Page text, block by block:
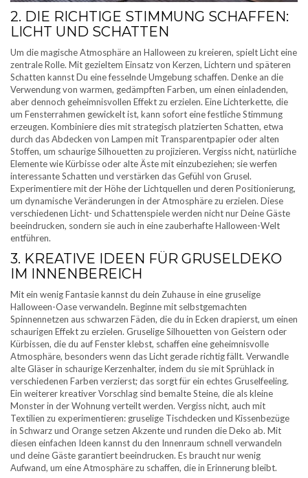
2. DIE RICHTIGE STIMMUNG SCHAFFEN:
LICHT UND SCHATTEN
Um die magische Atmosphäre an Halloween zu kreieren, spielt Licht eine
zentrale Rolle. Mit gezieltem Einsatz von Kerzen, Lichtern und späteren
Schatten kannst Du eine fesselnde Umgebung schaffen. Denke an die
Verwendung von warmen, gedämpften Farben, um einen einladenden,
aber dennoch geheimnisvollen Effekt zu erzielen. Eine Lichterkette, die
um Fensterrahmen gewickelt ist, kann sofort eine festliche Stimmung
erzeugen. Kombiniere dies mit strategisch platzierten Schatten, etwa
durch das Abdecken von Lampen mit Transparentpapier oder alten
Stoffen, um schaurige Silhouetten zu projizieren. Vergiss nicht, natürliche
Elemente wie Kürbisse oder alte Äste mit einzubeziehen; sie werfen
interessante Schatten und verstärken das Gefühl von Grusel.
Experimentiere mit der Höhe der Lichtquellen und deren Positionierung,
um dynamische Veränderungen in der Atmosphäre zu erzielen. Diese
verschiedenen Licht- und Schattenspiele werden nicht nur Deine Gäste
beeindrucken, sondern sie auch in eine zauberhafte Halloween-Welt
entführen.
3. KREATIVE IDEEN FÜR GRUSELDEKO
IM INNENBEREICH
Mit ein wenig Fantasie kannst du dein Zuhause in eine gruselige
Halloween-Oase verwandeln. Beginne mit selbstgemachten
Spinnennetzen aus schwarzen Fäden, die du in Ecken drapierst, um einen
schaurigen Effekt zu erzielen. Gruselige Silhouetten von Geistern oder
Kürbissen, die du auf Fenster klebst, schaffen eine geheimnisvolle
Atmosphäre, besonders wenn das Licht gerade richtig fällt. Verwandle
alte Gläser in schaurige Kerzenhalter, indem du sie mit Sprühlack in
verschiedenen Farben verzierst; das sorgt für ein echtes Gruselfeeling.
Ein weiterer kreativer Vorschlag sind bemalte Steine, die als kleine
Monster in der Wohnung verteilt werden. Vergiss nicht, auch mit
Textilien zu experimentieren: gruselige Tischdecken und Kissenbezüge
in Schwarz und Orange setzen Akzente und runden die Deko ab. Mit
diesen einfachen Ideen kannst du den Innenraum schnell verwandeln
und deine Gäste garantiert beeindrucken. Es braucht nur wenig
Aufwand, um eine Atmosphäre zu schaffen, die in Erinnerung bleibt.